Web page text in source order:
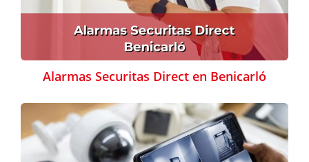
Alarmas Securitas Direct en Benicarló